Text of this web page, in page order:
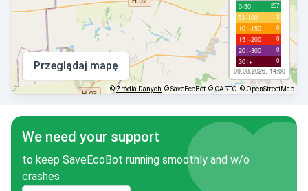
0-50 237
51-100 3
101-150 0
151-200 0
201-300 0
301+ 0
09.08.2026, 14:00
Przeglądaj mapę
©Źródła Danych © SaveEcoBot © CARTO © OpenStreetMap
We need your support
to keep SaveEcoBot running smoothly and w/o
crashes